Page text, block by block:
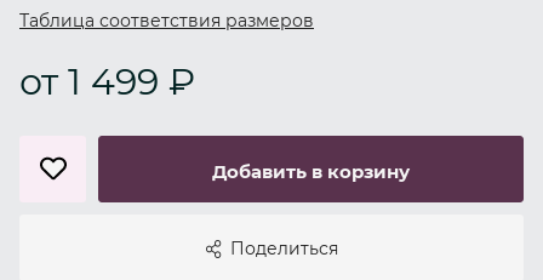
Таблица соответствия размеров
от 1 499 ₽
Добавить в корзину
Поделиться